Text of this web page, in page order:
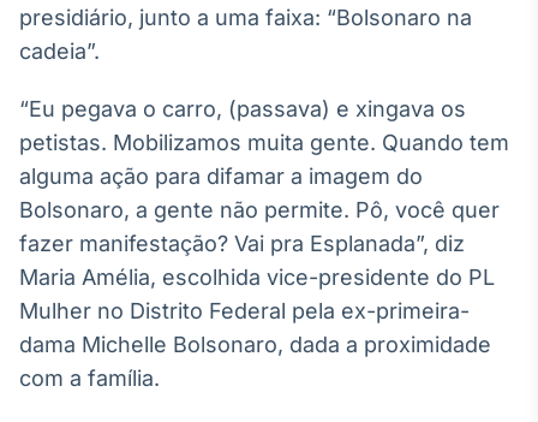
integração de
Broadcast
Ticker
Cotações e
headlines de
notícias
Broadcast
Widgets
Componentes
presidiário, junto a uma faixa: “Bolsonaro na
cadeia”.
“Eu pegava o carro, (passava) e xingava os
petistas. Mobilizamos muita gente. Quando tem
alguma ação para difamar a imagem do
Bolsonaro, a gente não permite. Pô, você quer
fazer manifestação? Vai pra Esplanada”, diz
Maria Amélia, escolhida vice-presidente do PL
Mulher no Distrito Federal pela ex-primeira-
dama Michelle Bolsonaro, dada a proximidade
com a família.